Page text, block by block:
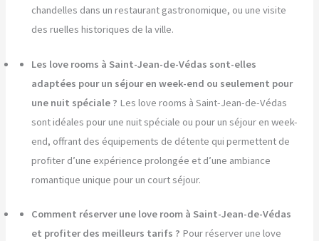
chandelles dans un restaurant gastronomique, ou une visite
des ruelles historiques de la ville.
Les love rooms à Saint-Jean-de-Védas sont-elles
adaptées pour un séjour en week-end ou seulement pour
une nuit spéciale ? Les love rooms à Saint-Jean-de-Védas
sont idéales pour une nuit spéciale ou pour un séjour en week-
end, offrant des équipements de détente qui permettent de
profiter d’une expérience prolongée et d’une ambiance
romantique unique pour un court séjour.
Comment réserver une love room à Saint-Jean-de-Védas
et profiter des meilleurs tarifs ? Pour réserver une love